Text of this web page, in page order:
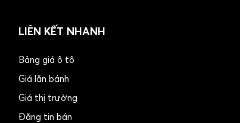
LIÊN KẾT NHANH
Bảng giá ô tô
Giá lăn bánh
Giá thị trường
Đăng tin bán